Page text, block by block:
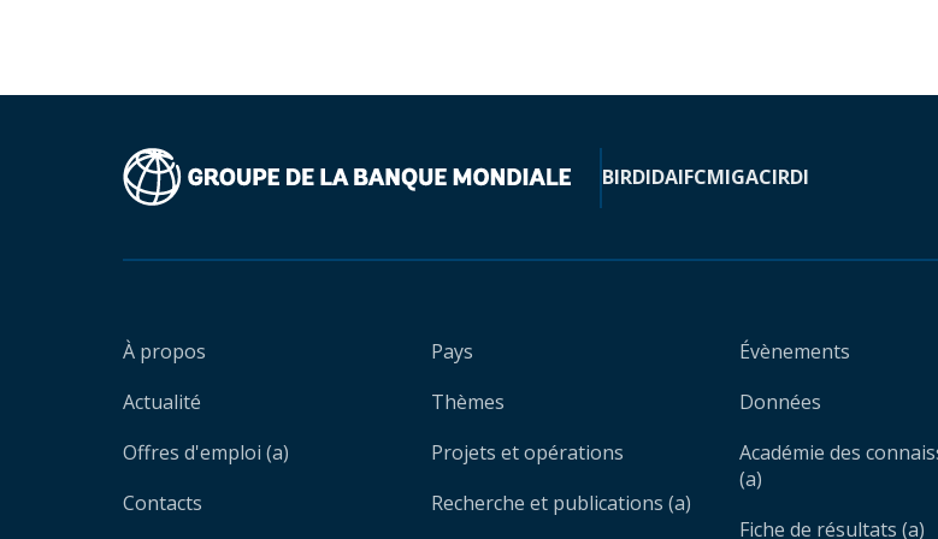
BIRDIDAIFCMIGACIRDI
À propos
Actualité
Offres d'emploi (a)
Contacts
Pays
Thèmes
Projets et opérations
Recherche et publications (a)
Évènements
Données
Académie des
(a)
Fiche de résultats (a)